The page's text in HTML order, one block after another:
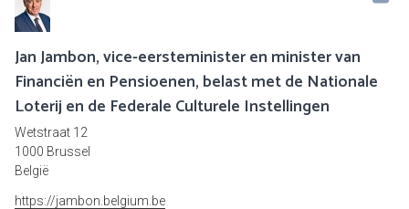
Jan Jambon, vice-eersteminister en minister van
Financiën en Pensioenen, belast met de Nationale
Loterij en de Federale Culturele Instellingen
Wetstraat 12
1000 Brussel
België
https://jambon.belgium.be